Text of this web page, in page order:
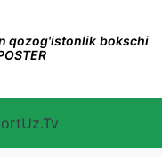
qozog'istonlik bokschi